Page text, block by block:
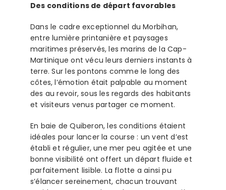
Des conditions de départ favorables
Dans le cadre exceptionnel du Morbihan,
entre lumière printanière et paysages
maritimes préservés, les marins de la Cap-
Martinique ont vécu leurs derniers instants à
terre. Sur les pontons comme le long des
côtes, l’émotion était palpable au moment
des au revoir, sous les regards des habitants
et visiteurs venus partager ce moment.
En baie de Quiberon, les conditions étaient
idéales pour lancer la course : un vent d’est
établi et régulier, une mer peu agitée et une
bonne visibilité ont offert un départ fluide et
parfaitement lisible. La flotte a ainsi pu
s’élancer sereinement, chacun trouvant